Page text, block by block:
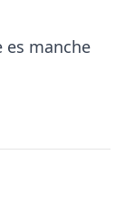
es manche